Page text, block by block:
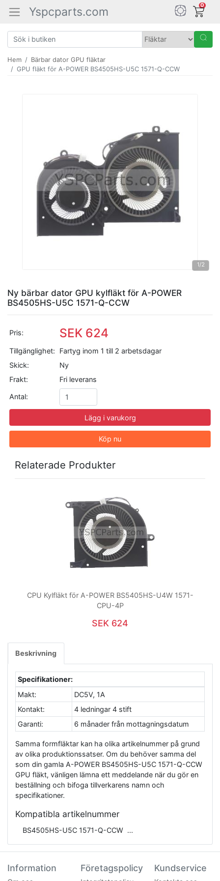
Yspcparts.com 0
Hem
Bärbar dator GPU fläktar
GPU fläkt för A-POWER BS4505HS-U5C 1571-Q-CCW
1/2
Ny bärbar dator GPU kylfläkt för A-POWER
BS4505HS-U5C 1571-Q-CCW
Pris: SEK 624
Tillgänglighet:
Fartyg inom 1 till 2 arbetsdagar
Skick:
Ny
Frakt:
Fri leverans
Antal:
Lägg i varukorg
Köp nu
Relaterade Produkter
CPU Kylfläkt för A-POWER BS5405HS-U4W 1571-
CPU-4P
SEK 624
Beskrivning
Specifikationer:
Makt:
DC5V, 1A
Kontakt:
4 ledningar 4 stift
Garanti:
6 månader från mottagningsdatum
Samma formfläktar kan ha olika artikelnummer på grund
av olika produktionssatser. Om du behöver samma del
som din gamla A-POWER BS4505HS-U5C 1571-Q-CCW
GPU fläkt, vänligen lämna ett meddelande när du gör en
beställning och bifoga tillverkarens namn och
specifikationer.
Kompatibla artikelnummer
BS4505HS-U5C 1571-Q-CCW
Information Företagspolicy Kundservice